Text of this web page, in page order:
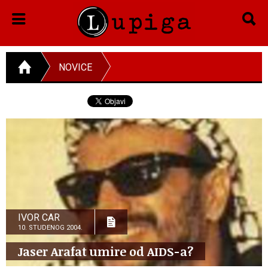
NOVICE
IVOR CAR
10. STUDENOG 2004.
Jaser Arafat umire od AIDS-a?